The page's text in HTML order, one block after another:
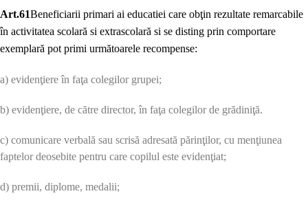
Art.61Beneficiarii primari ai educatiei care obţin rezultate remarcabile
în activitatea scolară si extrascolară si se disting prin comportare
exemplară pot primi următoarele recompense:
a) evidenţiere în faţa colegilor grupei;
b) evidenţiere, de către director, în faţa colegilor de grădiniţă.
c) comunicare verbală sau scrisă adresată părinţilor, cu menţiunea
faptelor deosebite pentru care copilul este evidenţiat;
d) premii, diplome, medalii;